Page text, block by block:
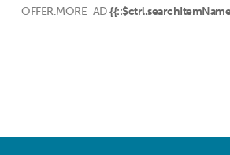
OFFER.MORE_AD